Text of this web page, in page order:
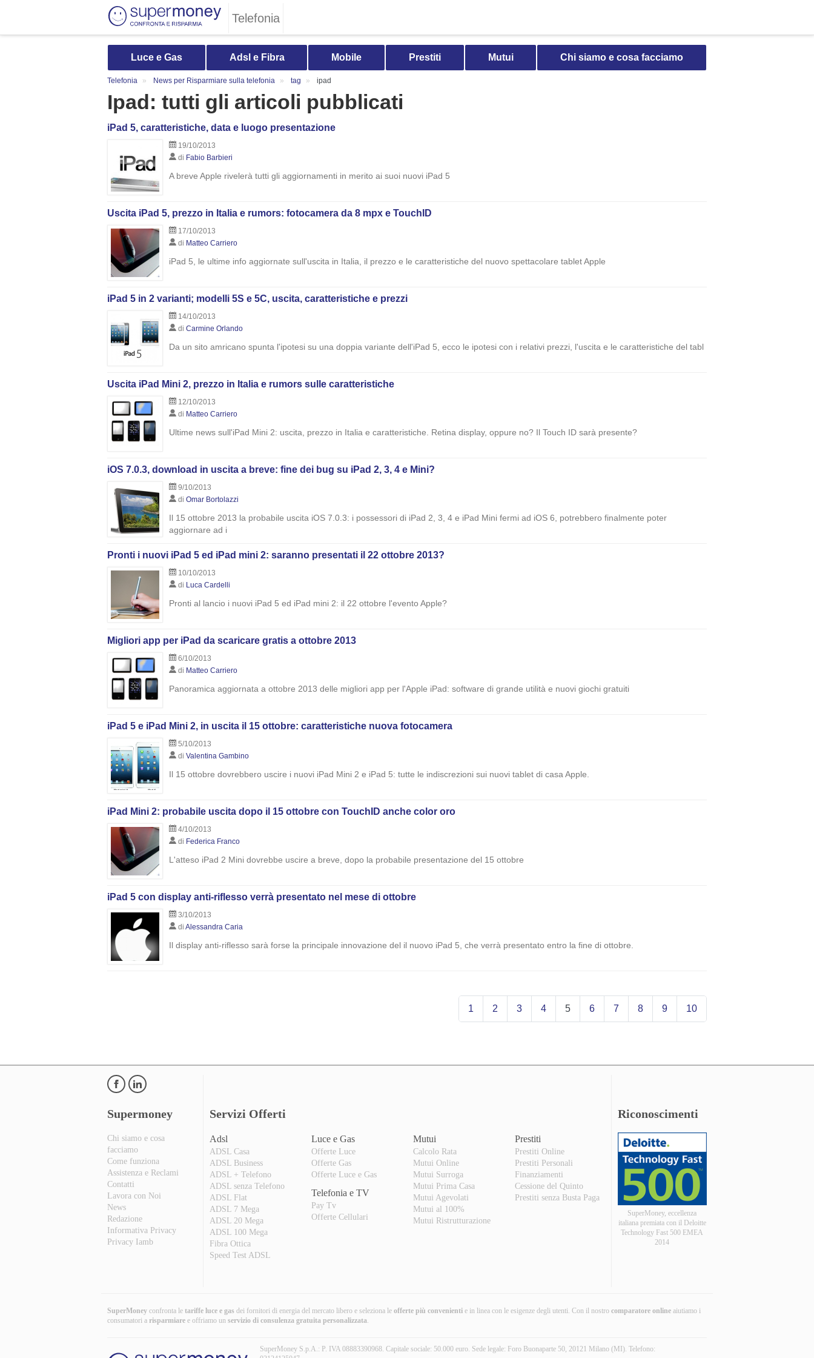
Telefonia
Luce e Gas Adsl e Fibra Mobile Prestiti Mutui Chi siamo e cosa facciamo
Telefonia News per Risparmiare sulla telefonia tag ipad
Ipad: tutti gli articoli pubblicati
iPad 5, caratteristiche, data e luogo presentazione
19/10/2013
di Fabio Barbieri
A breve Apple rivelerà tutti gli aggiornamenti in merito ai suoi nuovi iPad 5
Uscita iPad 5, prezzo in Italia e rumors: fotocamera da 8 mpx e TouchID
17/10/2013
di Matteo Carriero
iPad 5, le ultime info aggiornate sull'uscita in Italia, il prezzo e le caratteristiche del nuovo spettacolare tablet Apple
iPad 5 in 2 varianti; modelli 5S e 5C, uscita, caratteristiche e prezzi
14/10/2013
di Carmine Orlando
Da un sito amricano spunta l'ipotesi su una doppia variante dell'iPad 5, ecco le ipotesi con i relativi prezzi, l'uscita e le caratteristiche del tabl
Uscita iPad Mini 2, prezzo in Italia e rumors sulle caratteristiche
12/10/2013
di Matteo Carriero
Ultime news sull'iPad Mini 2: uscita, prezzo in Italia e caratteristiche. Retina display, oppure no? Il Touch ID sarà presente?
iOS 7.0.3, download in uscita a breve: fine dei bug su iPad 2, 3, 4 e Mini?
9/10/2013
di Omar Bortolazzi
Il 15 ottobre 2013 la probabile uscita iOS 7.0.3: i possessori di iPad 2, 3, 4 e iPad Mini fermi ad iOS 6, potrebbero finalmente poter
aggiornare ad i
Pronti i nuovi iPad 5 ed iPad mini 2: saranno presentati il 22 ottobre 2013?
10/10/2013
di Luca Cardelli
Pronti al lancio i nuovi iPad 5 ed iPad mini 2: il 22 ottobre l'evento Apple?
Migliori app per iPad da scaricare gratis a ottobre 2013
6/10/2013
di Matteo Carriero
Panoramica aggiornata a ottobre 2013 delle migliori app per l'Apple iPad: software di grande utilità e nuovi giochi gratuiti
iPad 5 e iPad Mini 2, in uscita il 15 ottobre: caratteristiche nuova fotocamera
5/10/2013
di Valentina Gambino
Il 15 ottobre dovrebbero uscire i nuovi iPad Mini 2 e iPad 5: tutte le indiscrezioni sui nuovi tablet di casa Apple.
iPad Mini 2: probabile uscita dopo il 15 ottobre con TouchID anche color oro
4/10/2013
di Federica Franco
L'atteso iPad 2 Mini dovrebbe uscire a breve, dopo la probabile presentazione del 15 ottobre
iPad 5 con display anti-riflesso verrà presentato nel mese di ottobre
3/10/2013
di Alessandra Caria
Il display anti-riflesso sarà forse la principale innovazione del il nuovo iPad 5, che verrà presentato entro la fine di ottobre.
1 2 3 4 5 6 7 8 9 10
Supermoney
Chi siamo e cosa
facciamo
Come funziona
Assistenza e Reclami
Contatti
Lavora con Noi
News
Redazione
Informativa Privacy
Privacy Iamb
Servizi Offerti
Adsl
ADSL Casa
ADSL Business
ADSL + Telefono
ADSL senza Telefono
ADSL Flat
ADSL 7 Mega
ADSL 20 Mega
ADSL 100 Mega
Fibra Ottica
Speed Test ADSL
Luce e Gas
Offerte Luce
Offerte Gas
Offerte Luce e Gas
Telefonia e TV
Pay Tv
Offerte Cellulari
Mutui
Calcolo Rata
Mutui Online
Mutui Surroga
Mutui Prima Casa
Mutui Agevolati
Mutui al 100%
Mutui Ristrutturazione
Prestiti
Prestiti Online
Prestiti Personali
Finanziamenti
Cessione del Quinto
Prestiti senza Busta Paga
Riconoscimenti
SuperMoney, eccellenza
italiana premiata con il Deloitte
Technology Fast 500 EMEA
2014
SuperMoney confronta le tariffe luce e gas dei fornitori di energia del mercato libero e seleziona le offerte più convenienti e in linea con le esigenze degli utenti. Con il nostro comparatore online aiutiamo i
consumatori a risparmiare e offriamo un servizio di consulenza gratuita personalizzata.
SuperMoney S.p.A.: P. IVA 08883390968. Capitale sociale: 50.000 euro. Sede legale: Foro Buonaparte 50, 20121 Milano (MI). Telefono: